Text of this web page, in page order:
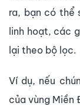
ra, bạn có thể
linh hoạt, các
lại theo bộ lọc.
Ví dụ, nếu
của vùng Miền